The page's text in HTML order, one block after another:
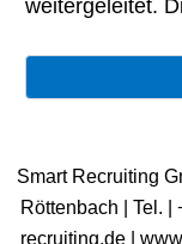
weitergeleitet.
Smart Recruiting
Röttenbach | ​Tel.
recruiting.de |